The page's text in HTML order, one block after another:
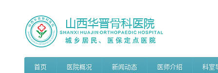
首页 医院概况 新闻动态 医师介绍 科室